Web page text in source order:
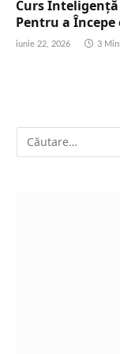
Curs Inteligență
Pentru a Începe
iunie 22, 2026 3